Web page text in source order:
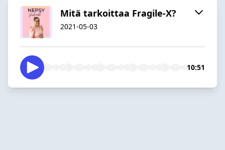
Mitä tarkoittaa Fragile-X?
2021-05-03
10:51